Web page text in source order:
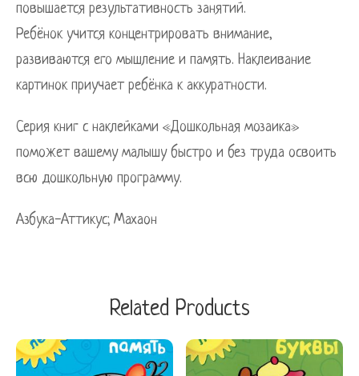
повышается результативность занятий.
Ребёнок учится концентрировать внимание,
развиваются его мышление и память. Наклеивание
картинок приучает ребёнка к аккуратности.
Серия книг с наклейками «Дошкольная мозаика»
поможет вашему малышу быстро и без труда освоить
всю дошкольную программу.
Азбука-Аттикус; Махаон
Related Products